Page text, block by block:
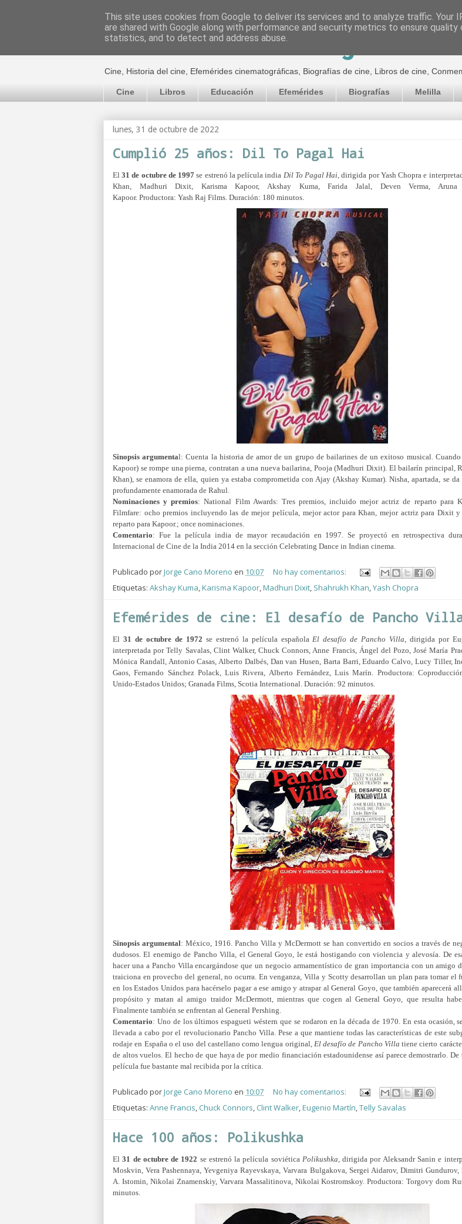
El cultural cinematográfico de
Cine, Historia del cine, Efemérides cinematográficas, Biografías de cine, Libros de cine,
Cine Libros Educación Efemérides Biografías Melilla
lunes, 31 de octubre de 2022
Cumplió 25 años: Dil To Pagal Hai
El31 de octubre de 1997 se estrenó la película india Dil To Pagal Hai , dirigida por Yash Chopra e
Khan, Madhuri Dixit, Karisma Kapoor, Akshay Kuma, Farida Jalal, Deven Verma, Aruna
Kapoor. Productora: Yash Raj Films. Duración: 180 minutos.
Sinopsis argumental:Cuenta la historia de amor de un grupo de bailarines de un exitoso musical. Cuando
Kapoor) se rompe una pierna, contratan a una nueva bailarina, Pooja (Madhuri Dixit). El bailarín principal,
Khan), se enamora de ella, quien ya estaba comprometida con Ajay (Akshay Kumar). Nisha, apartada, se da
profundamente enamorada de Rahul.
Nominaciones y premios:National Film Awards: Tres premios, incluido mejor actriz de reparto para
Filmfare: ocho premios incluyendo las de mejor película, mejor actor para Khan, mejor actriz para Dixit
reparto para Kapoor.; once nominaciones.
Comentario: Fue la película india de mayor recaudación en 1997. Se proyectó en retrospectiva
Internacional de Cine de la India 2014 en la sección Celebrating Dance in Indian cinema.
Publicado porJorge Cano Moreno en 10:07
No hay comentarios:
Etiquetas: Akshay Kuma,Karisma Kapoor,Madhuri Dixit, Shahrukh Khan,Yash Chopra
Efemérides de cine: El desafío de Pancho
El 31 de octubre de 1972 se estrenó la película española El desafío de Pancho Villa , dirigida por
interpretada por Telly Savalas, Clint Walker, Chuck Connors, Anne Francis, Ángel del Pozo, José María
Mónica Randall, Antonio Casas, Alberto Dalbés, Dan van Husen, Barta Barri, Eduardo Calvo, Lucy Tiller,
Gaos, Fernando Sánchez Polack, Luis Rivera, Alberto Fernández, Luis Marín. Productora:
Unido-Estados Unidos; Granada Films, Scotia International. Duración: 92 minutos.
Sinopsis argumental: México, 1916. Pancho Villa y McDermott se han convertido en socios a través de
dudosos. El enemigo de Pancho Villa, el General Goyo, le está hostigando con violencia y alevosía. De
hacer una a Pancho Villa encargándose que un negocio armamentístico de gran importancia con un amigo
traiciona en provecho del general, no ocurra. En venganza, Villa y Scotty desarrollan un plan para tomar el
en los Estados Unidos para hacérselo pagar a ese amigo y atrapar al General Goyo, que también aparecerá
propósito y matan al amigo traidor McDermott, mientras que cogen al General Goyo, que resulta
Finalmente también se enfrentan al General Pershing.
Comentario: Uno de los últimos espagueti wéstern que se rodaron en la década de 1970. En esta ocasión,
llevada a cabo por el revolucionario Pancho Villa. Pese a que mantiene todas las características de este
rodaje en España o el uso del castellano como lengua original, El desafío de Pancho Villa tiene cierto
de altos vuelos. El hecho de que haya de por medio financiación estadounidense así parece demostrarlo. De
película fue bastante mal recibida por la crítica.
Publicado porJorge Cano Moreno en 10:07
No hay comentarios:
Etiquetas: Anne Francis, Chuck Connors, Clint Walker,Eugenio Martín,Telly Savalas
Hace 100 años: Polikushka
El31 de octubre de 1922 se estrenó la película soviética Polikushka , dirigida por Aleksandr Sanin e
Moskvin, Vera Pashennaya, Yevgeniya Rayevskaya, Varvara Bulgakova, Sergei Aidarov, Dimitri Gundurov,
A. Istomin, Nikolai Znamenskiy, Varvara Massalitinova, Nikolai Kostromskoy. Productora: Torgovy dom
minutos.
This site uses cookies from Google to deliver its services and to analyze traffic. Your
are shared with Google along with performance and security metrics to ensure quality
statistics, and to detect and address abuse.